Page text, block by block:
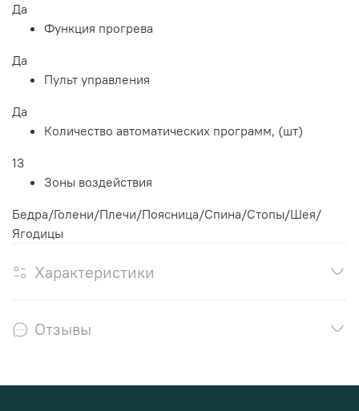
Да
Функция прогрева
Да
Пульт управления
Да
Количество автоматических программ, (шт)
13
Зоны воздействия
Бедра/Голени/Плечи/Поясница/Спина/Стопы/Шея/
Ягодицы
Характеристики
Отзывы